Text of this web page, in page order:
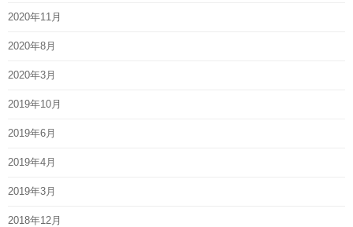
2020年11月
2020年8月
2020年3月
2019年10月
2019年6月
2019年4月
2019年3月
2018年12月